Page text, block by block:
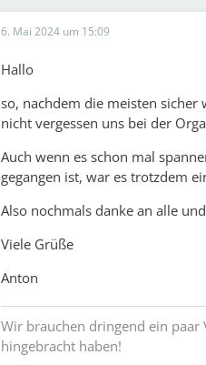
6. Mai 2024 um 15:09
Hallo
so, nachdem die meisten
nicht vergessen uns bei der
Auch wenn es schon mal
gegangen ist, war es trotzdem
Also nochmals danke an alle
Viele Grüße
Anton
Wir brauchen dringend ein
hingebracht haben!